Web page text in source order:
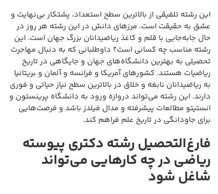
این رشته تلفیقی از بالاترین سطح استعداد، پشتکار بی‌نهایت و
عشق به حقیقت است. مرزهای دانش در این رشته هر روز در
حال جابه‌جایی با قلم و کاغذ ریاضیدانان بزرگ جهان است. این
رشته مناسب چه کسانی است؟ داوطلبانی که به دنبال مهاجرت
تحصیلی به بهترین دانشگاه‌های جهان و جایگاهی در تاریخ
ریاضیات هستند. کشورهای آمریکا و فرانسه و آلمان و بریتانیا
به ریاضیدانان نابغه و خلاق در بالاترین سطح نیاز حیاتی و فوری
دارند. این رشته می‌تواند دروازه ورود به دانشگاه پرینستون و
انستیتو مطالعات پیشرفته و مدال فیلدز باشد و فرصت‌هایی
برای جاودانگی در تاریخ علم فراهم کند.
فارغ‌التحصیل رشته دکتری پیوسته
ریاضی در چه کارهایی می‌تواند
شاغل شود